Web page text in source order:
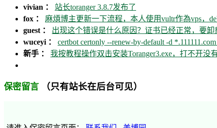
vivian ： 站长toranger 3.8.7发布了
fox ： 麻煩博主更新一下流程，本人使用vultr作為vps，
guest ： 出现这个错误是什么原因？证书已经正常，要卸
wuceyi ： certbot certonly --renew-by-default -d
新手 ： 我按教程操作双击安装Toranger3.exe，打不开没
保密留言 （只有站长在后台可见）